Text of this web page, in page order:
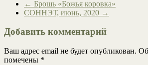
← Брошь «Божья коровка»
СОННЭТ, июнь, 2020 →
Добавить комментарий
Ваш адрес email не будет опубликован.
помечены *